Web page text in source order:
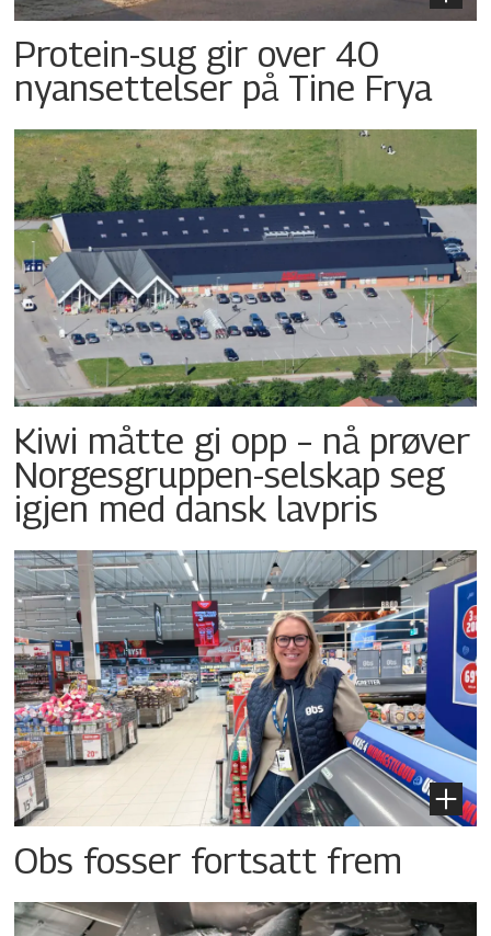
Protein-sug gir over 40
nyansettelser på Tine Frya
Kiwi måtte gi opp – nå prøver
Norgesgruppen-selskap seg
igjen med dansk lavpris
Obs fosser fortsatt frem